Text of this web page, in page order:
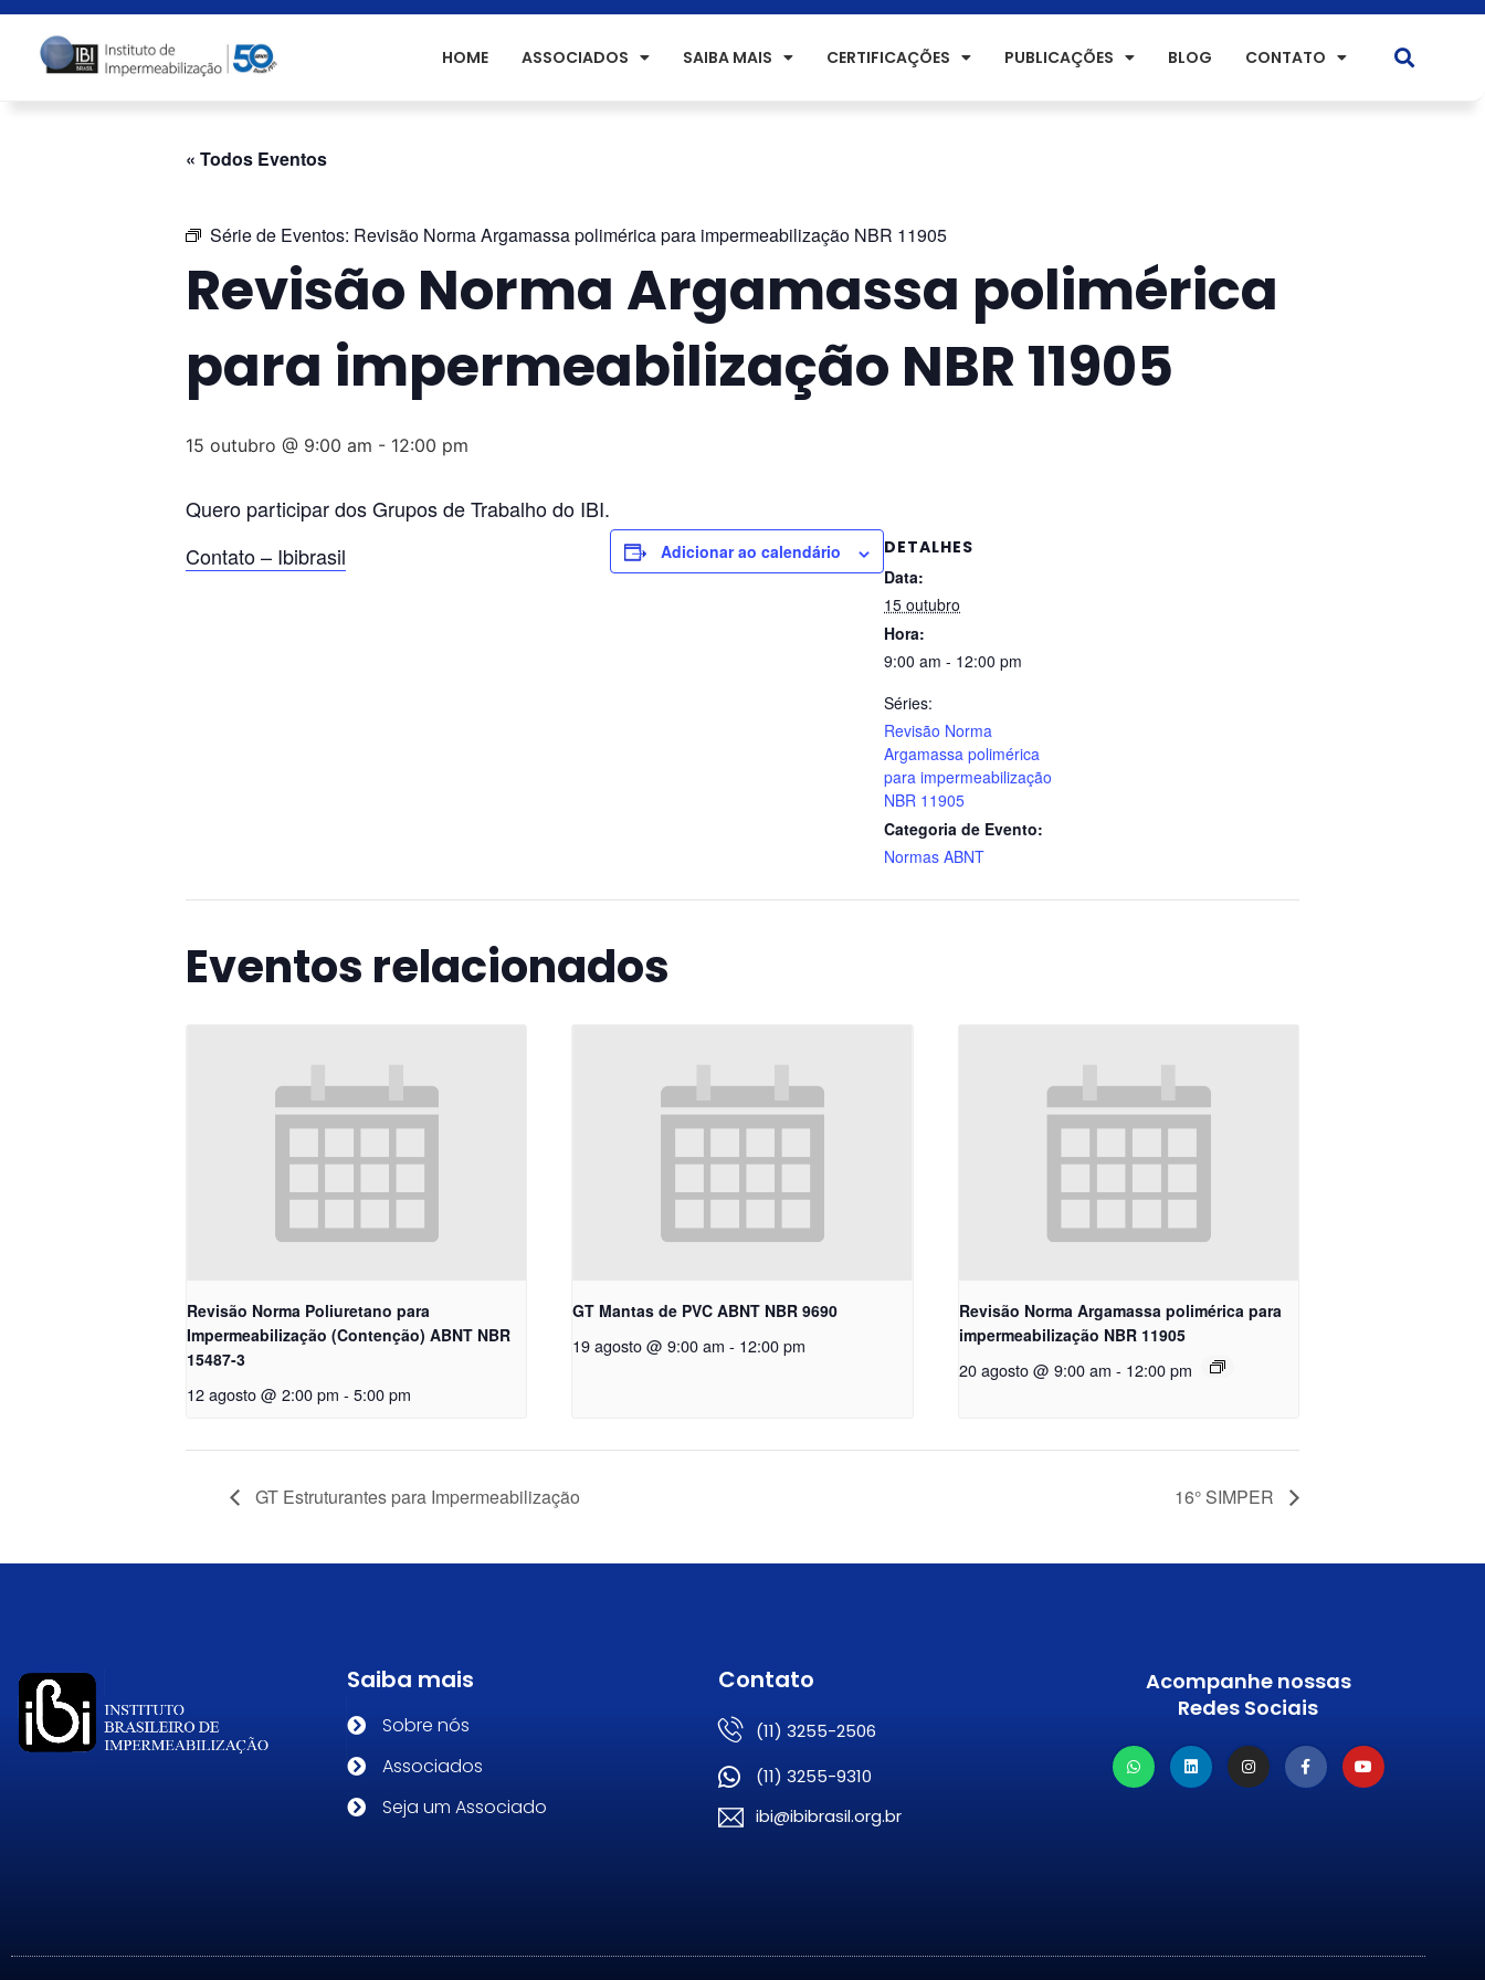
HOME ASSOCIADOS SAIBA MAIS CERTIFICAÇÕES PUBLICAÇÕES BLOG CONTATO
« Todos Eventos
Série de Eventos: Revisão Norma Argamassa polimérica para impermeabilização NBR 11905
Revisão Norma Argamassa polimérica
para impermeabilização NBR 11905
15 outubro @ 9:00 am - 12:00 pm
Quero participar dos Grupos de Trabalho do IBI.
Contato – Ibibrasil
Adicionar ao calendário
DETALHES
Data:
15 outubro
Hora:
9:00 am - 12:00 pm
Séries:
Revisão Norma
Argamassa polimérica
para impermeabilização
NBR 11905
Categoria de Evento:
Normas ABNT
Eventos relacionados
Revisão Norma Poliuretano para
Impermeabilização (Contenção) ABNT NBR
15487-3
12 agosto @ 2:00 pm - 5:00 pm
GT Mantas de PVC ABNT NBR 9690
19 agosto @ 9:00 am - 12:00 pm
Revisão Norma Argamassa polimérica para
impermeabilização NBR 11905
20 agosto @ 9:00 am - 12:00 pm
GT Estruturantes para Impermeabilização 16° SIMPER
Saiba mais
Sobre nós
Associados
Seja um Associado
Contato
(11) 3255-2506
(11) 3255-9310
ibi@ibibrasil.org.br
Acompanhe nossas
Redes Sociais